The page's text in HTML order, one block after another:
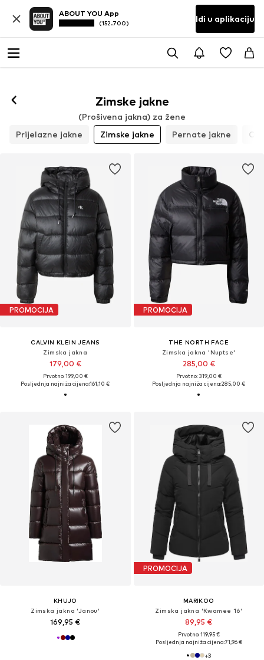
ABOUT YOU App
(152.700) Idi u aplikaciju
Zimske jakne
(Prošivena jakna) za žene
Prijelazne jakne
Zimske jakne Pernate jakne
PROMOCIJA
CALVIN KLEIN JEANS
Zimska jakna
179,00 €
Prvotno: 199,00 €
Posljednja najniža cijena:161,10 €
PROMOCIJA
THE NORTH FACE
Zimska jakna 'Nuptse'
285,00 €
Prvotno: 319,00 €
Posljednja najniža cijena:285,00 €
KHUJO
Zimska jakna 'Janou'
169,95 €
PROMOCIJA
MARIKOO
Zimska jakna 'Kwamee 16'
89,95 €
Prvotno: 119,95 €
Posljednja najniža cijena:71,96 €
+3